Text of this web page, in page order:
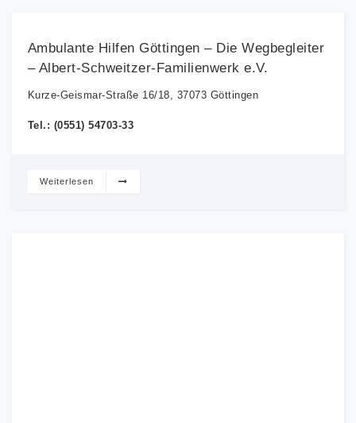
Ambulante Hilfen Göttingen – Die Wegbegleiter
– Albert-Schweitzer-Familienwerk e.V.
Kurze-Geismar-Straße 16/18, 37073 Göttingen
Tel.: (0551) 54703-33
Weiterlesen